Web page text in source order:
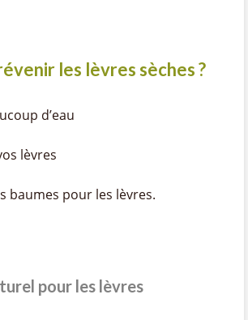
les lèvres sèches ?
d’eau
lèvres
baumes pour les lèvres.
pour les lèvres